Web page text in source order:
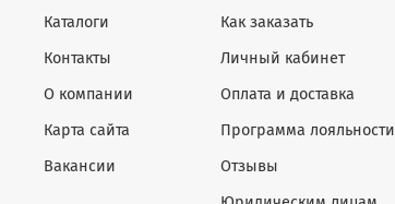
Каталоги
Контакты
О компании
Карта сайта
Вакансии
Как заказать
Личный кабинет
Оплата и доставка
Программа лояльности
Отзывы